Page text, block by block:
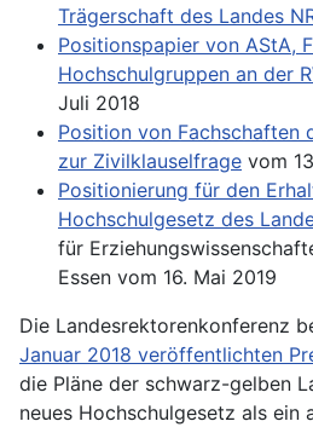
Trägerschaft des Landes
Positionspapier von AStA,
Hochschulgruppen an der
Juli 2018
Position von Fachschaften
zur Zivilklauselfrage vom
Positionierung für den
Hochschulgesetz des
für
Essen vom 16. Mai 2019
Die Landesrektorenkonferenz
Januar 2018 veröffentlichten
die Pläne der schwarz-gelben
neues Hochschulgesetz als ein